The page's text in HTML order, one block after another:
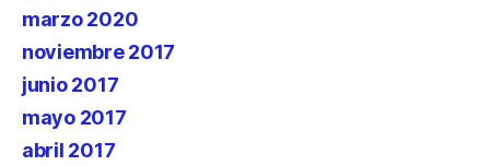
marzo 2020
noviembre 2017
junio 2017
mayo 2017
abril 2017